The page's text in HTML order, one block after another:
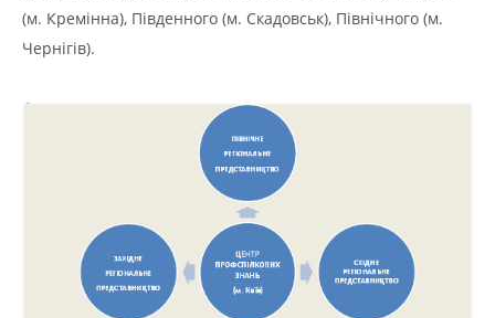
(м. Кремінна), Південного (м. Скадовськ), Північного (м.
Чернігів).